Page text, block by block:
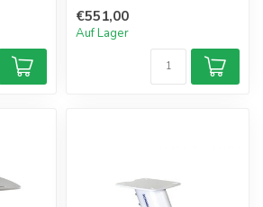
Open-Array-R...
€551,00
Auf Lager